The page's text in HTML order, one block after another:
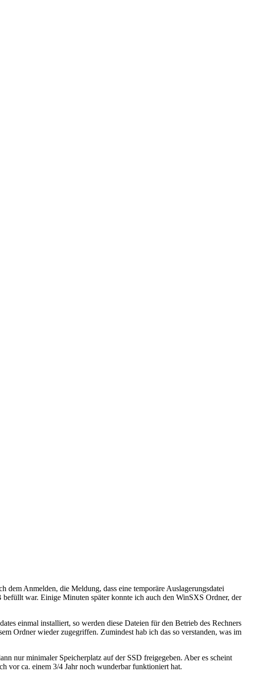
dem Anmelden, die Meldung, dass eine temporäre Auslagerungsdatei
war. Einige Minuten später konnte ich auch den WinSXS Ordner, der
einmal installiert, so werden diese Dateien für den Betrieb des Rechners
Ordner wieder zugegriffen. Zumindest hab ich das so verstanden, was im
nur minimaler Speicherplatz auf der SSD freigegeben. Aber es scheint
vor ca. einem 3/4 Jahr noch wunderbar funktioniert hat.